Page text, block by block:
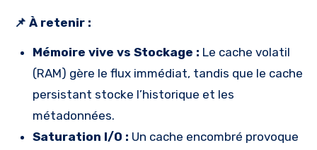
📌 À retenir :
Mémoire vive vs Stockage : Le cache volatil
(RAM) gère le flux immédiat, tandis que le cache
persistant stocke l’historique et les
métadonnées.
Saturation I/O : Un cache encombré provoque